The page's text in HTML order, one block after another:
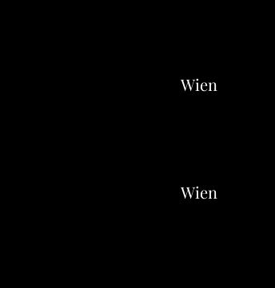
Wien
Wien